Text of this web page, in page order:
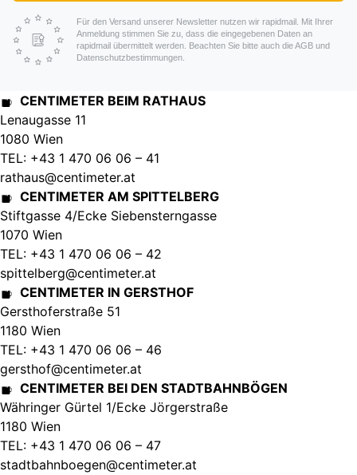
Für den Versand unserer Newsletter nutzen wir rapidmail. Mit Ihrer
Anmeldung stimmen Sie zu, dass die eingegebenen Daten an
rapidmail übermittelt werden. Beachten Sie bitte auch die AGB und
Datenschutzbestimmungen.
CENTIMETER BEIM RATHAUS
Lenaugasse 11
1080 Wien
TEL: +43 1 470 06 06 – 41
rathaus@centimeter.at
CENTIMETER AM SPITTELBERG
Stiftgasse 4/Ecke Siebensterngasse
1070 Wien
TEL: +43 1 470 06 06 – 42
spittelberg@centimeter.at
CENTIMETER IN GERSTHOF
Gersthoferstraße 51
1180 Wien
TEL: +43 1 470 06 06 – 46
gersthof@centimeter.at
CENTIMETER BEI DEN STADTBAHNBÖGEN
Währinger Gürtel 1/Ecke Jörgerstraße
1180 Wien
TEL: +43 1 470 06 06 – 47
stadtbahnboegen@centimeter.at